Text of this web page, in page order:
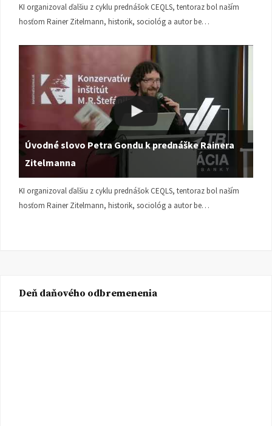
KI organizoval ďalšiu z cyklu prednášok CEQLS, tentoraz bol naším
hosťom Rainer Zitelmann, historik, sociológ a autor be…
Úvodné slovo Petra Gondu k prednáške Rainera
Zitelmanna
KI organizoval ďalšiu z cyklu prednášok CEQLS, tentoraz bol naším
hosťom Rainer Zitelmann, historik, sociológ a autor be…
Deň daňového odbremenenia